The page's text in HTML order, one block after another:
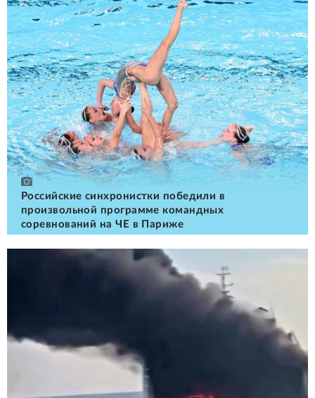
Российские cинхронистки победили в
произвольной программе командных
соревнований на ЧЕ в Париже